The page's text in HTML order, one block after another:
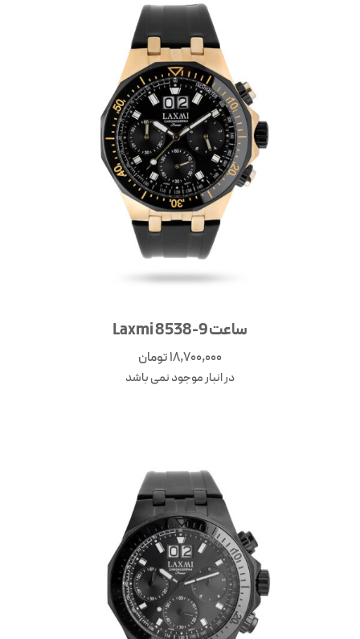
ساعت Laxmi 8538-9
18,700,000تومان
در انبار موجود نمی باشد